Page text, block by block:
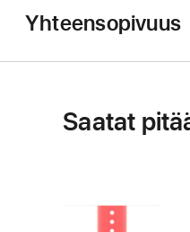
Yhteensopivuus
Saatat